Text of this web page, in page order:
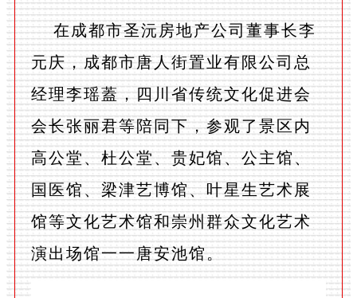
在成都市圣沅房地产公司董事长李
元庆，成都市唐人街置业有限公司总
经理李瑶蓋，四川省传统文化促进会
会长张丽君等陪同下，参观了景区内
高公堂、杜公堂、贵妃馆、公主馆、
国医馆、梁津艺博馆、叶星生艺术展
馆等文化艺术馆和崇州群众文化艺术
演出场馆一一唐安池馆。